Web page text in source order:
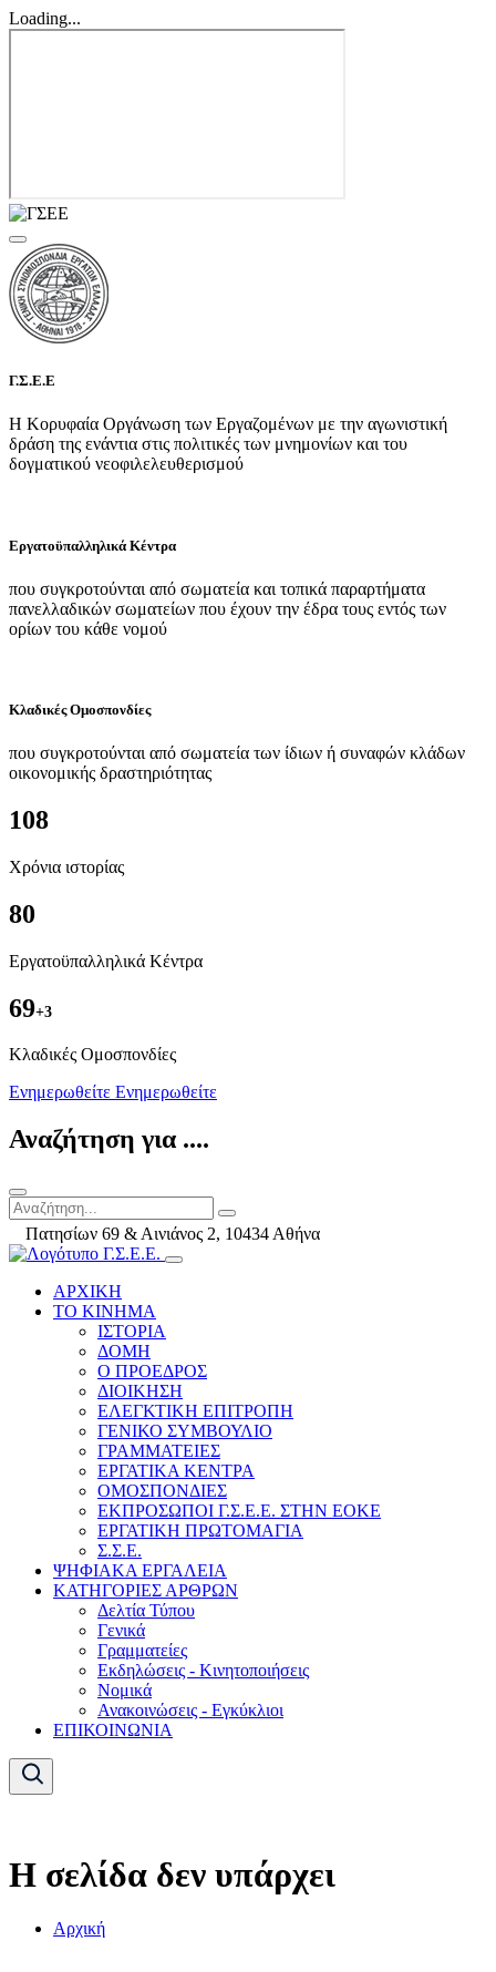
Loading...
Γ.Σ.Ε.Ε
Η Κορυφαία Οργάνωση των Εργαζομένων με την αγωνιστική
δράση της ενάντια στις πολιτικές των μνημονίων και του
δογματικού νεοφιλελευθερισμού
Εργατοϋπαλληλικά Κέντρα
που συγκροτούνται από σωματεία και τοπικά παραρτήματα
πανελλαδικών σωματείων που έχουν την έδρα τους εντός των
ορίων του κάθε νομού
Κλαδικές Ομοσπονδίες
που συγκροτούνται από σωματεία των ίδιων ή συναφών κλάδων
οικονομικής δραστηριότητας
108
Χρόνια ιστορίας
80
Εργατοϋπαλληλικά Κέντρα
69+3
Kλαδικές Ομοσπονδίες
Ενημερωθείτε Ενημερωθείτε
Αναζήτηση για ....
Πατησίων 69 & Αινιάνος 2, 10434 Αθήνα
ΑΡΧΙΚΗ
ΤΟ ΚΙΝΗΜΑ
ΙΣΤΟΡΙΑ
ΔΟΜΗ
Ο ΠΡΟΕΔΡΟΣ
ΔΙΟΙΚΗΣΗ
ΕΛΕΓΚΤΙΚΗ ΕΠΙΤΡΟΠΗ
ΓΕΝΙΚΟ ΣΥΜΒΟΥΛΙΟ
ΓΡΑΜΜΑΤΕΙΕΣ
ΕΡΓΑΤΙΚΑ ΚΕΝΤΡΑ
ΟΜΟΣΠΟΝΔΙΕΣ
ΕΚΠΡΟΣΩΠΟΙ Γ.Σ.Ε.Ε. ΣΤΗΝ ΕΟΚΕ
ΕΡΓΑΤΙΚΗ ΠΡΩΤΟΜΑΓΙΑ
Σ.Σ.Ε.
ΨΗΦΙΑΚΑ ΕΡΓΑΛΕΙΑ
ΚΑΤΗΓΟΡΙΕΣ ΑΡΘΡΩΝ
Δελτία Τύπου
Γενικά
Γραμματείες
Εκδηλώσεις - Κινητοποιήσεις
Νομικά
Ανακοινώσεις - Εγκύκλιοι
ΕΠΙΚΟΙΝΩΝΙΑ
Η σελίδα δεν υπάρχει
Αρχική